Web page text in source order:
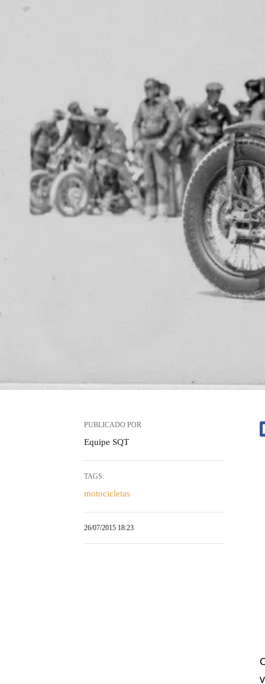
PUBLICADO POR
Equipe SQT
TAGS:
motocicletas
26/07/2015 18:23